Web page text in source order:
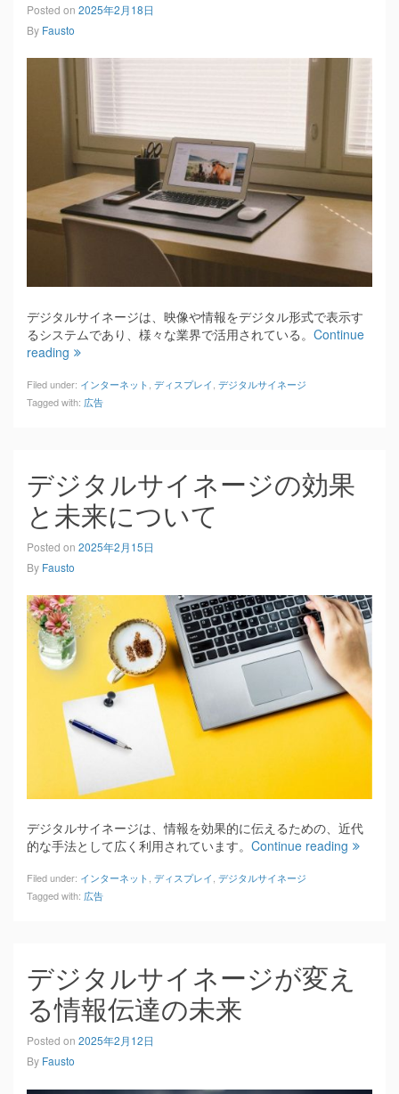
Posted on 2025年2月18日
By Fausto
デジタルサイネージは、映像や情報をデジタル形式で表示す
るシステムであり、様々な業界で活用されている。 Continue
reading
Filed under: インターネット ディスプレイ デジタルサイネージ
Tagged with: 広告
デジタルサイネージの効果
と未来について
Posted on 2025年2月15日
By Fausto
デジタルサイネージは、情報を効果的に伝えるための、近代
的な手法として広く利用されています。 Continue reading
Filed under: インターネット, ディスプレイ, デジタルサイネージ
Tagged with: 広告
デジタルサイネージが変え
る情報伝達の未来
Posted on 2025年2月12日
By Fausto